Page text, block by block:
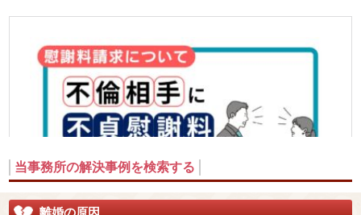
当事務所の解決事例を検索する